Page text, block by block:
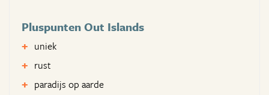
Pluspunten Out Islands
uniek
rust
paradijs op aarde